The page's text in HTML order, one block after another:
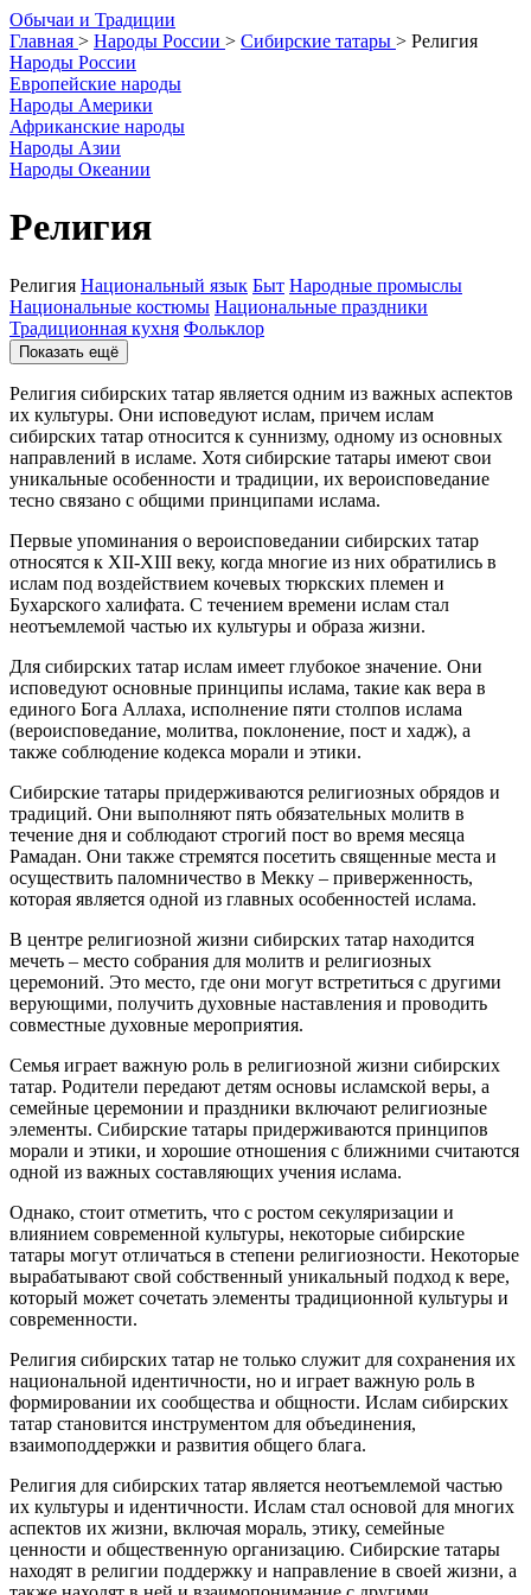
Обычаи и Традиции
Главная > Народы России > Сибирские татары > Религия
Народы России
Европейские народы
Народы Америки
Африканские народы
Народы Азии
Народы Океании
Религия
Религия Национальный язык Быт Народные промыслы
Национальные костюмы Национальные праздники
Традиционная кухня Фольклор
Показать ещё
Религия сибирских татар является одним из важных аспектов
их культуры. Они исповедуют ислам, причем ислам
сибирских татар относится к суннизму, одному из основных
направлений в исламе. Хотя сибирские татары имеют свои
уникальные особенности и традиции, их вероисповедание
тесно связано с общими принципами ислама.
Первые упоминания о вероисповедании сибирских татар
относятся к XII-XIII веку, когда многие из них обратились в
ислам под воздействием кочевых тюркских племен и
Бухарского халифата. С течением времени ислам стал
неотъемлемой частью их культуры и образа жизни.
Для сибирских татар ислам имеет глубокое значение. Они
исповедуют основные принципы ислама, такие как вера в
единого Бога Аллаха, исполнение пяти столпов ислама
(вероисповедание, молитва, поклонение, пост и хадж), а
также соблюдение кодекса морали и этики.
Сибирские татары придерживаются религиозных обрядов и
традиций. Они выполняют пять обязательных молитв в
течение дня и соблюдают строгий пост во время месяца
Рамадан. Они также стремятся посетить священные места и
осуществить паломничество в Мекку – приверженность,
которая является одной из главных особенностей ислама.
В центре религиозной жизни сибирских татар находится
мечеть – место собрания для молитв и религиозных
церемоний. Это место, где они могут встретиться с другими
верующими, получить духовные наставления и проводить
совместные духовные мероприятия.
Семья играет важную роль в религиозной жизни сибирских
татар. Родители передают детям основы исламской веры, а
семейные церемонии и праздники включают религиозные
элементы. Сибирские татары придерживаются принципов
морали и этики, и хорошие отношения с ближними считаются
одной из важных составляющих учения ислама.
Однако, стоит отметить, что с ростом секуляризации и
влиянием современной культуры, некоторые сибирские
татары могут отличаться в степени религиозности. Некоторые
вырабатывают свой собственный уникальный подход к вере,
который может сочетать элементы традиционной культуры и
современности.
Религия сибирских татар не только служит для сохранения их
национальной идентичности, но и играет важную роль в
формировании их сообщества и общности. Ислам сибирских
татар становится инструментом для объединения,
взаимоподдержки и развития общего блага.
Религия для сибирских татар является неотъемлемой частью
их культуры и идентичности. Ислам стал основой для многих
аспектов их жизни, включая мораль, этику, семейные
ценности и общественную организацию. Сибирские татары
находят в религии поддержку и направление в своей жизни, а